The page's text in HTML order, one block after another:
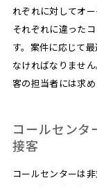
れぞれに対してオ
それぞれに違った
す。案件に応じて
なければなりませ
客の担当者には求め
コールセン
接客
コールセンターは